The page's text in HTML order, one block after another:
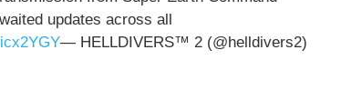
updates across all
— HELLDIVERS™ 2 (@helldivers2)